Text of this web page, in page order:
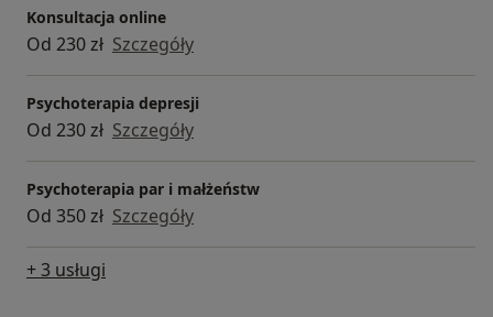
Konsultacja online
Od 230 zł Szczegóły
Psychoterapia depresji
Od 230 zł Szczegóły
Psychoterapia par i małżeństw
Od 350 zł Szczegóły
+ 3 usługi